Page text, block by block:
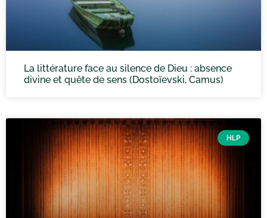
La littérature face au silence de Dieu : absence
divine et quête de sens (Dostoïevski, Camus)
HLP